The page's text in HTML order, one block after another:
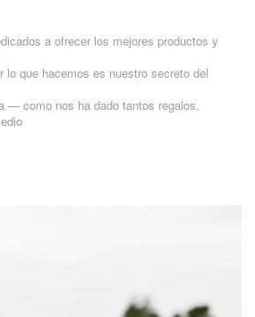
a ofrecer los mejores productos y
que hacemos es nuestro secreto del
— como nos ha dado tantos regalos,